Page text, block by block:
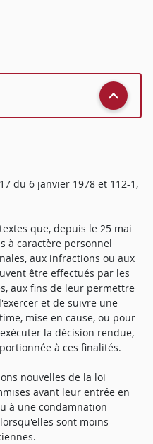
du 6 janvier 1978 et 112-1,
que, depuis le 25 mai
à caractère personnel
aux infractions ou aux
être effectués par les
aux fins de leur permettre
et de suivre une
mise en cause, ou pour
la décision rendue,
à ces finalités.
nouvelles de la loi
avant leur entrée en
à une condamnation
sont moins